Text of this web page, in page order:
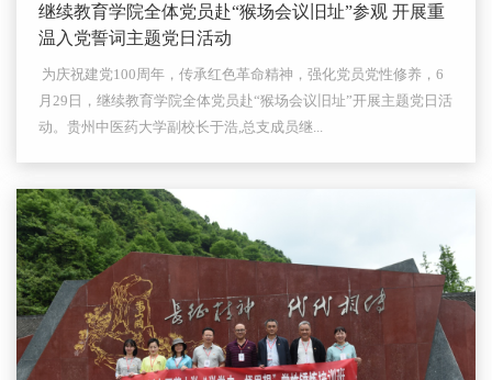
继续教育学院全体党员赴“猴场会议旧址”参观 开展重
温入党誓词主题党日活动
为庆祝建党100周年，传承红色革命精神，强化党员党性修养，6
月29日，继续教育学院全体党员赴“猴场会议旧址”开展主题党日活
动。贵州中医药大学副校长于浩,总支成员继...